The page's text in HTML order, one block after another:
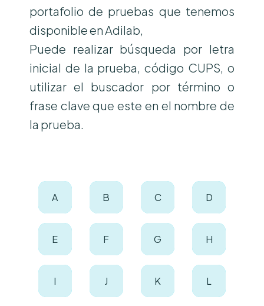
portafolio de pruebas que tenemos
disponible en Adilab,
Puede realizar búsqueda por letra
inicial de la prueba, código CUPS, o
utilizar el buscador por término o
frase clave que este en el nombre de
la prueba.
A B C D
E F G H
I J K L